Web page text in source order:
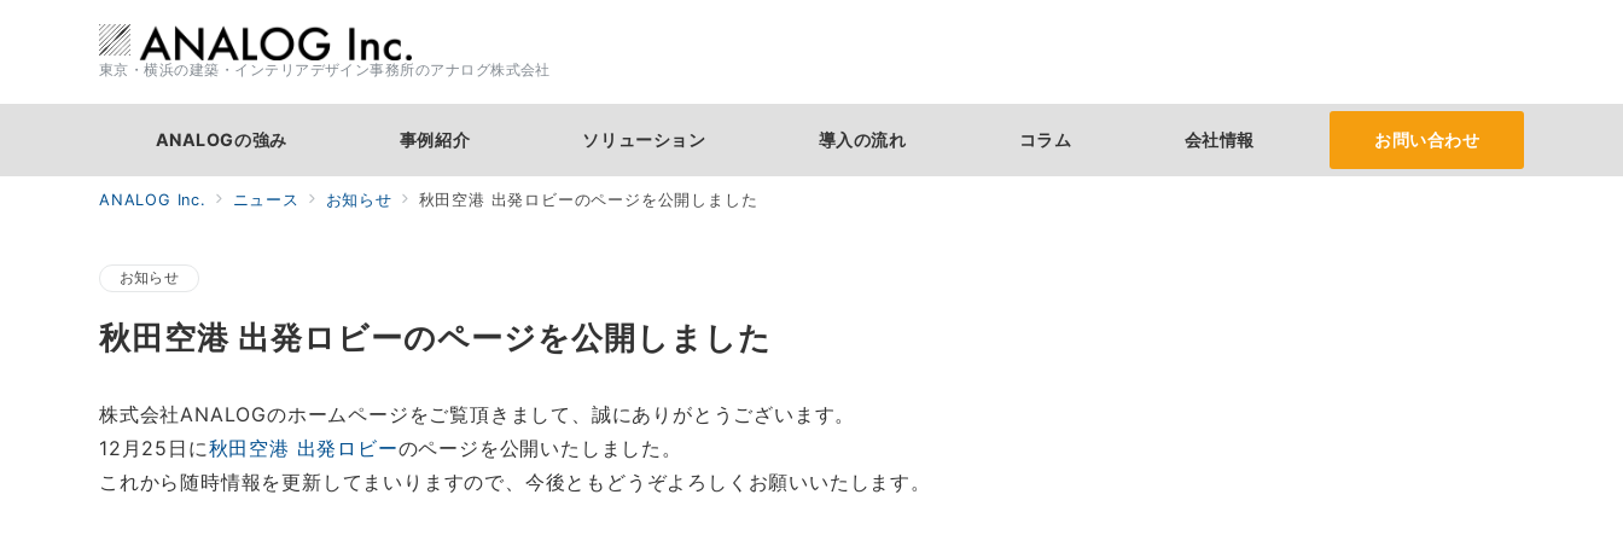
東京・横浜の建築・インテリアデザイン事務所のアナログ株式会社
ANALOGの強み 事例紹介 ソリューション 導入の流れ コラム 会社情報 お問い合わせ
ANALOG Inc. ニュース お知らせ 秋田空港 出発ロビーのページを公開しました
お知らせ
秋田空港 出発ロビーのページを公開しました
株式会社ANALOGのホームページをご覧頂きまして、誠にありがとうございます。
12月25日に秋田空港 出発ロビーのページを公開いたしました。
これから随時情報を更新してまいりますので、今後ともどうぞよろしくお願いいたします。